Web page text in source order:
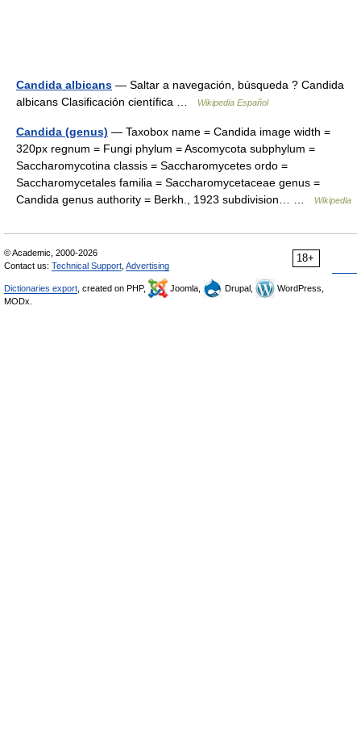
Candida albicans — Saltar a navegación, búsqueda ? Candida
albicans Clasificación científica …
Wikipedia Español
Candida (genus) — Taxobox name = Candida image width =
320px regnum = Fungi phylum = Ascomycota subphylum =
Saccharomycotina classis = Saccharomycetes ordo =
Saccharomycetales familia = Saccharomycetaceae genus =
Candida genus authority = Berkh., 1923 subdivision… …
Wikipedia
18+
© Academic, 2000-2026
Contact us: Technical Support Advertising
Dictionaries export , created on PHP, Joomla, Drupal,
WordPress,
MODx.